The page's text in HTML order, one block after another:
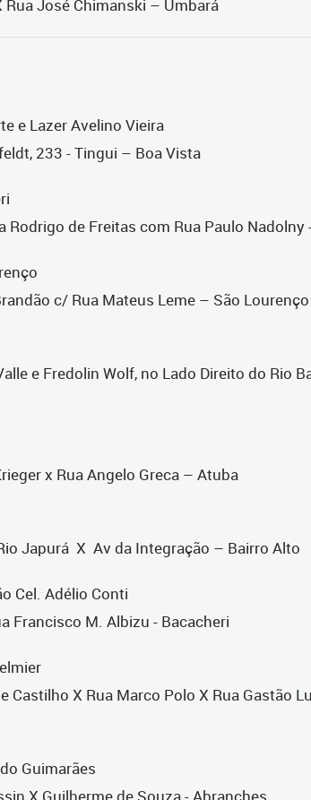
Rua José Chimanski – Umbará
e Lazer Avelino Vieira
233 - Tingui – Boa Vista
Rodrigo de Freitas com Rua Paulo Nadolny
c/ Rua Mateus Leme – São Lourenço
e Fredolin Wolf, no Lado Direito do Rio
x Rua Angelo Greca – Atuba
Japurá X Av da Integração – Bairro Alto
Cel. Adélio Conti
Francisco M. Albizu - Bacacheri
Castilho X Rua Marco Polo X Rua Gastão
Guimarães